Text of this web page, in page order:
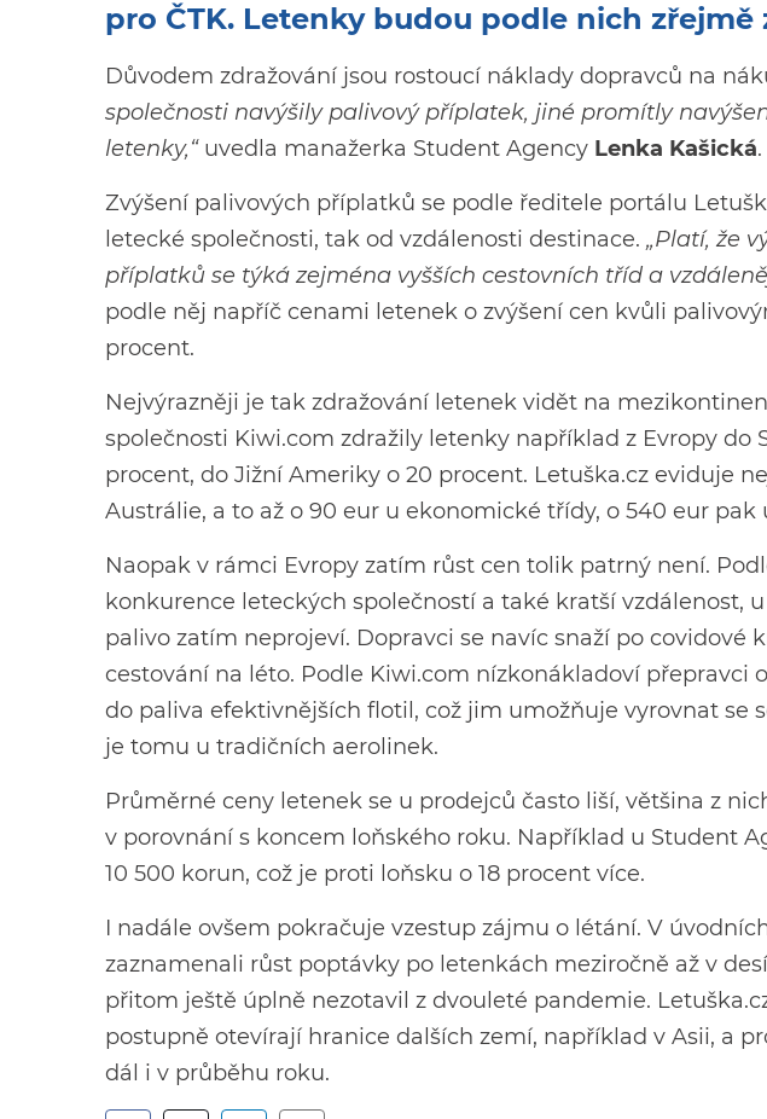
pro ČTK. Letenky budou podle nich zřejmě
Důvodem zdražování jsou rostoucí náklady dopravců na
společnosti navýšily palivový příplatek, jiné promítly
letenky,“uvedla manažerka Student Agency Lenka Kašická.
Zvýšení palivových příplatků se podle ředitele portálu
letecké společnosti, tak od vzdálenosti destinace. „Platí, že
příplatků se týká zejména vyšších cestovních tříd a
podle něj napříč cenami letenek o zvýšení cen kvůli
procent.
Nejvýrazněji je tak zdražování letenek vidět na
společnosti Kiwi.com zdražily letenky například z Evropy do
procent, do Jižní Ameriky o 20 procent. Letuška.cz eviduje
Austrálie, a to až o 90 eur u ekonomické třídy, o 540 eur pak
Naopak v rámci Evropy zatím růst cen tolik patrný není.
konkurence leteckých společností a také kratší vzdálenost,
palivo zatím neprojeví. Dopravci se navíc snaží po covidové
cestování na léto. Podle Kiwi.com nízkonákladoví přepravci
do paliva efektivnějších flotil, což jim umožňuje vyrovnat se
je tomu u tradičních aerolinek.
Průměrné ceny letenek se u prodejců často liší, většina z
v porovnání s koncem loňského roku. Například u Student
10 500 korun, což je proti loňsku o 18 procent více.
I nadále ovšem pokračuje vzestup zájmu o létání. V
zaznamenali růst poptávky po letenkách meziročně až v
přitom ještě úplně nezotavil z dvouleté pandemie.
postupně otevírají hranice dalších zemí, například v Asii, a
dál i v průběhu roku.